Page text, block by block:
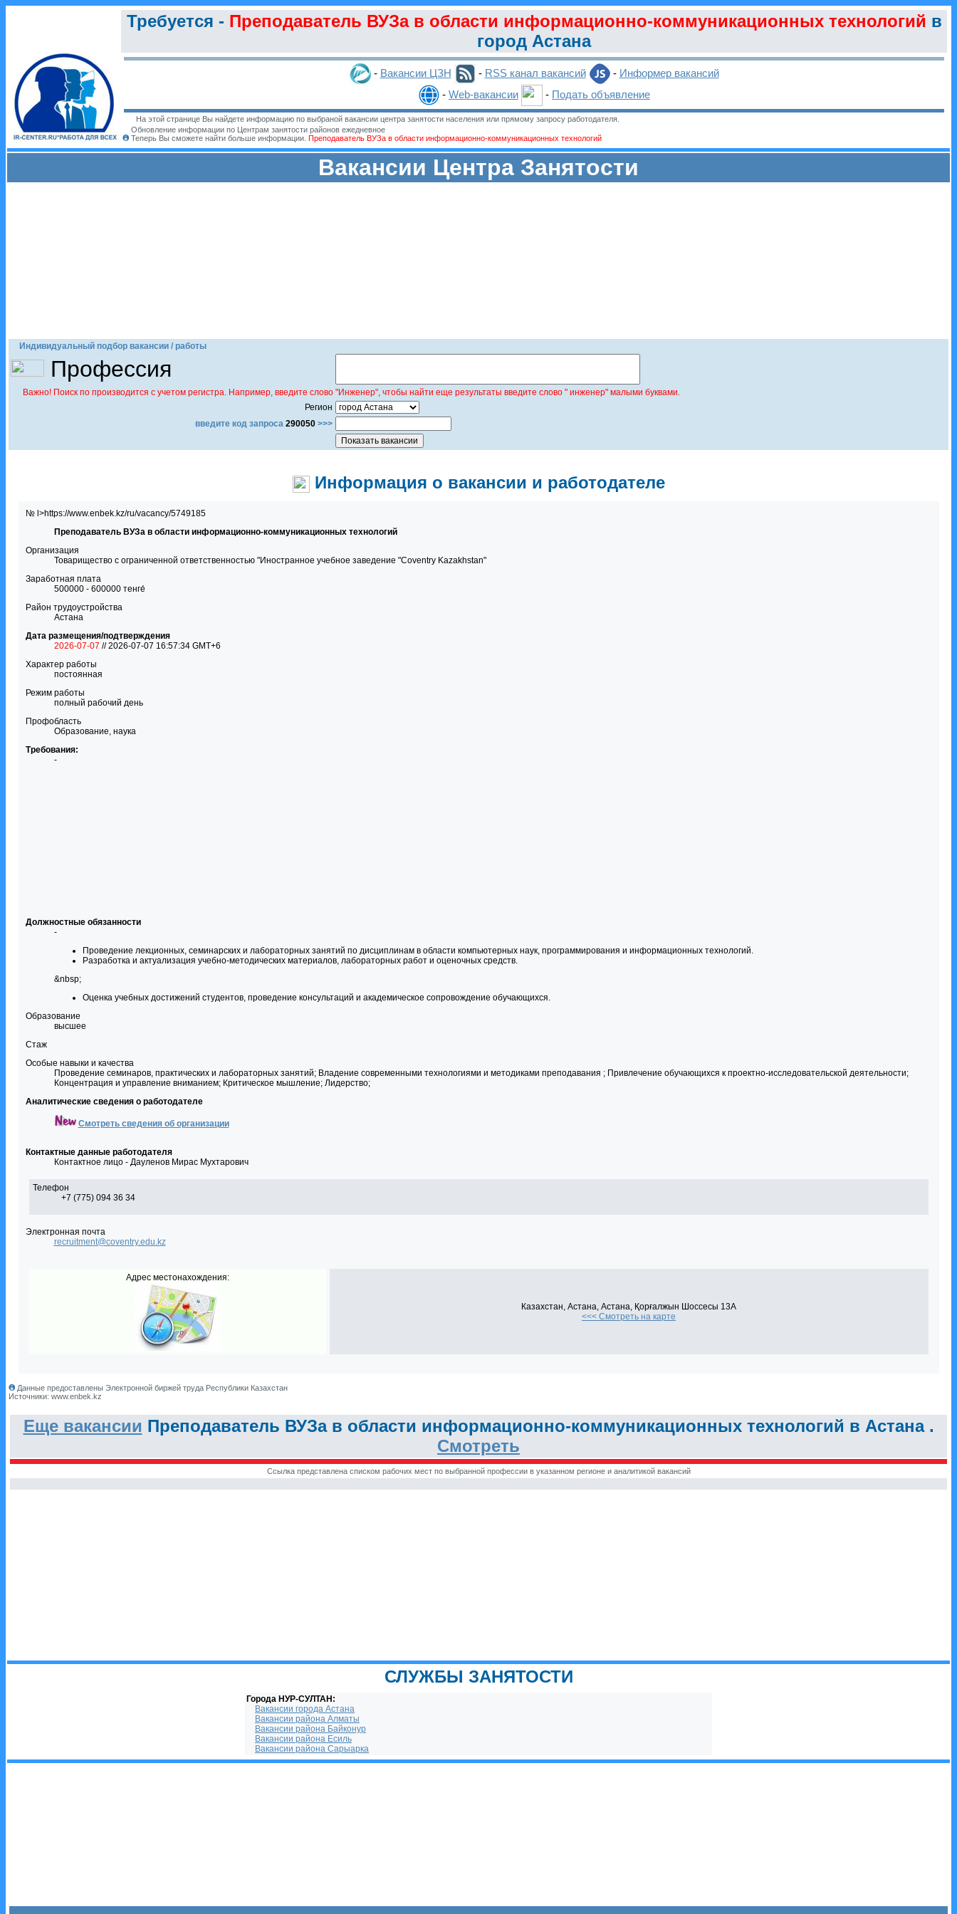
Требуется - Преподаватель ВУЗа в области информационно-коммуникационных технологий в
город Астана
- Вакансии ЦЗН - RSS канал вакансий - Информер вакансий
- Web-вакансии - Подать объявление
На этой странице Вы найдете информацию по выбраной вакансии центра занятости населения или прямому запросу работодателя.
Обновление информации по Центрам занятости районов ежедневное
Теперь Вы сможете найти больше информации. Преподаватель ВУЗа в области информационно-коммуникационных технологий
Вакансии Центра Занятости
Индивидуальный подбор вакансии / работы
Профессия
Важно! Поиск по производится с учетом регистра. Например, введите слово "Инженер", чтобы найти еще результаты введите слово " инженер" малыми буквами.
Регион
введите код запроса 290050 >>>
Информация о вакансии и работодателе
№ l>https://www.enbek.kz/ru/vacancy/5749185
Преподаватель ВУЗа в области информационно-коммуникационных технологий
Организация
Товарищество с ограниченной ответственностью "Иностранное учебное заведение "Coventry Kazakhstan"
Заработная плата
500000 - 600000 тенге́
Район трудоустройства
Астана
Дата размещения/подтверждения
2026-07-07 // 2026-07-07 16:57:34 GMT+6
Характер работы
постоянная
Режим работы
полный рабочий день
Профобласть
Образование, наука
Требования:
-
Должностные обязанности
-
Проведение лекционных, семинарских и лабораторных занятий по дисциплинам в области компьютерных наук, программирования и информационных технологий.
Разработка и актуализация учебно-методических материалов, лабораторных работ и оценочных средств.
&nbsp;
Оценка учебных достижений студентов, проведение консультаций и академическое сопровождение обучающихся.
Образование
высшее
Стаж
Особые навыки и качества
Проведение семинаров, практических и лабораторных занятий; Владение современными технологиями и методиками преподавания ; Привлечение обучающихся к проектно-исследовательской деятельности;
Концентрация и управление вниманием; Критическое мышление; Лидерство;
Аналитические сведения о работодателе
Смотреть сведения об организации
Контактные данные работодателя
Контактное лицо - Дауленов Мирас Мухтарович
Телефон
+7 (775) 094 36 34
Электронная почта
recruitment@coventry.edu.kz
Адрес местонахождения:
Казахстан, Астана, Астана, Қорғалжын Шоссесы 13А
<<< Смотреть на карте
Данные предоставлены Электронной биржей труда Республики Казахстан
Источники: www.enbek.kz
Еще вакансии Преподаватель ВУЗа в области информационно-коммуникационных технологий в Астана .
Смотреть
Ссылка представлена списком рабочих мест по выбранной профессии в указанном регионе и аналитикой вакансий
СЛУЖБЫ ЗАНЯТОСТИ
Города НУР-СУЛТАН:
Вакансии города Астана
Вакансии района Алматы
Вакансии района Байконур
Вакансии района Есиль
Вакансии района Сарыарка